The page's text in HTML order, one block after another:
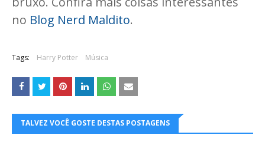
no Blog Nerd Maldito.
Tags: Harry Potter Música
TALVEZ VOCÊ GOSTE DESTAS POSTAGENS